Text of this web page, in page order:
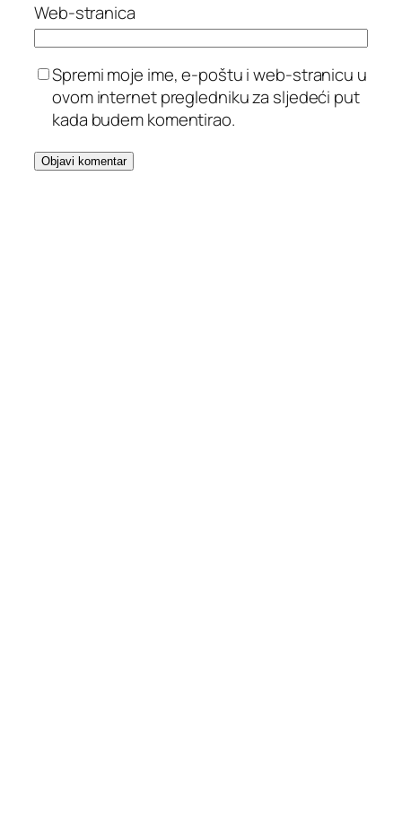
Web-stranica
Spremi moje ime, e-poštu i web-stranicu u
ovom internet pregledniku za sljedeći put
kada budem komentirao.